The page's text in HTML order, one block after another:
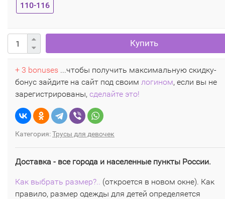
110-116
Купить
+ 3 bonuses ...чтобы получить максимальную скидку-
бонус зайдите на сайт под своим логином, если вы не
зарегистрированы, сделайте это!
Категория:Трусы для девочек
Доставка - все города и населенные пункты России.
Как выбрать размер?.. (откроется в новом окне). Как
правило, размер одежды для детей определяется